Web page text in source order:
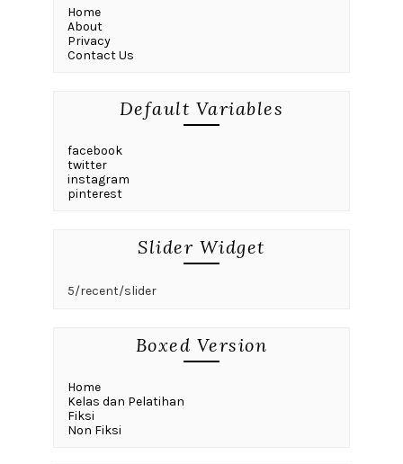
Home
About
Privacy
Contact Us
Default Variables
facebook
twitter
instagram
pinterest
Slider Widget
5/recent/slider
Boxed Version
Home
Kelas dan Pelatihan
Fiksi
Non Fiksi